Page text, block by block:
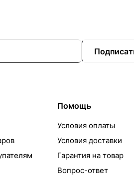
Помощь
Условия оплаты
Условия доставки
Гарантия на товар
Вопрос-ответ